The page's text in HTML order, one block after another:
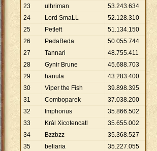
23
ulhriman 53.243.634
24
Lord SmaLL 52.128.310
25
Petleft 51.134.150
26
PedaBeda 50.055.744
27
Tannari 48.755.411
28
Gynir Brune 45.688.703
29
hanula 43.283.400
30
Viper the Fish 39.898.395
31
Comboparek 37.038.200
32
Imphorius 35.866.502
33
Král Xicotencatl 35.655.002
34
Bzzbzz 35.368.527
35
beliaria 35.227.055